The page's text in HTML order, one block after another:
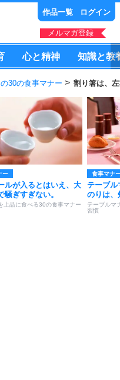
作品一覧 ログイン
メルマガ登録
心と精神 知識と教
30の食事マナー 割り箸は、
ー
ルが入るとはいえ、大
騒ぎすぎない。
上品に食べる30の食事マナー
食事マナ
テーブル
のりは、
テーブルマ
習慣